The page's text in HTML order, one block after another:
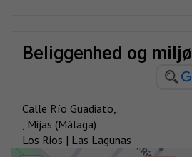
beliggenhed og miljø
Calle Río Guadiato,.
, Mijas (Málaga)
Los Rios | Las Lagunas